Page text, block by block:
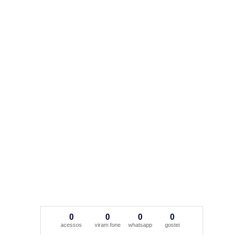
0
acessos
0
viram fone
0
whatsapp
0
gostei